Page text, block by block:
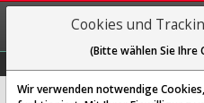
Cookies und
(Bitte wählen Sie Ihre
Wir verwenden notwendige